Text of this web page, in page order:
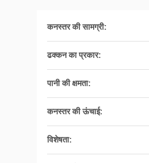
कनस्तर की सामग्री:
ढक्कन का प्रकार:
पानी की क्षमता:
कनस्तर की ऊंचाई:
विशेषता: